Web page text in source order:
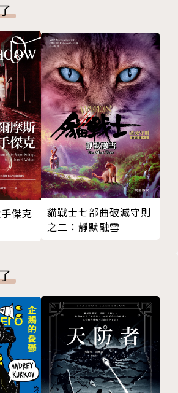
首達七週，並進入二○一○年新一
Generation Indie Book Awar
名單。系列的第二集《白虎之咒
更獲得家長評選金牌獎（Parents'
殊榮。柯琳現與先生及一隻白虎
塞倫市。
大學戲劇研究所碩士，現任專翻
燭找光》；譯有《白虎之咒》系列
憶的女孩》、《鄰家女孩》等數十
傑克
貓戰士七部曲破滅守則
之二：靜默融雪